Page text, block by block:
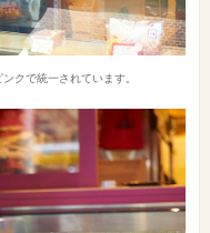
クで統一されています。